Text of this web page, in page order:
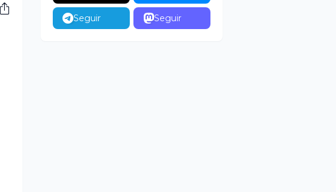
Seguir Seguir